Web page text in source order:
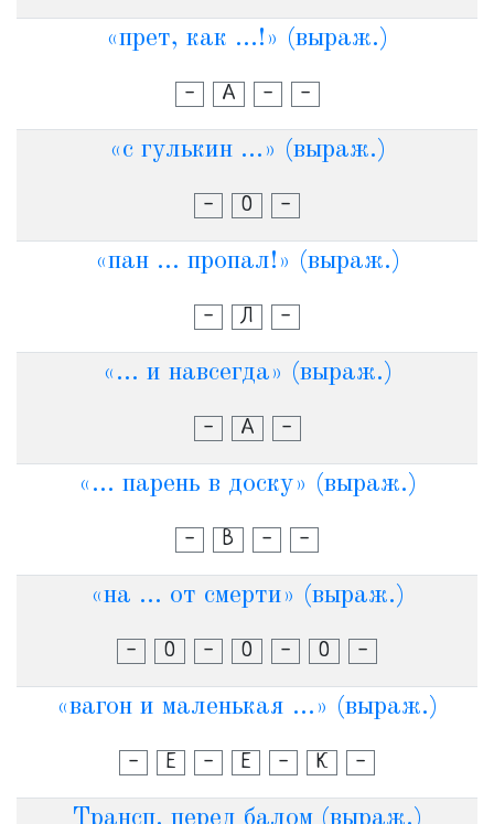
«прет, как ...!» (выраж.)
- А - -
«с гулькин ...» (выраж.)
- О -
«пан ... пропал!» (выраж.)
- Л -
«... и навсегда» (выраж.)
- А -
«... парень в доску» (выраж.)
- В - -
«на ... от смерти» (выраж.)
- О - О - О -
«вагон и маленькая ...» (выраж.)
- Е - Е - К -
Трансп. перед балом (выраж.)